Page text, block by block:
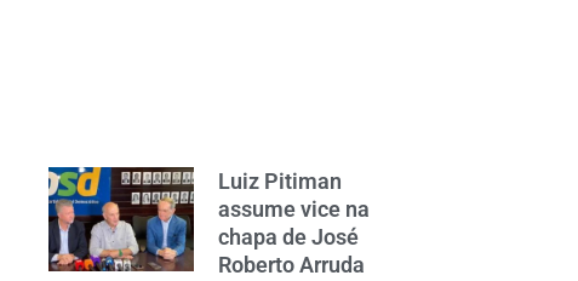
Luiz Pitiman
assume vice na
chapa de José
Roberto Arruda